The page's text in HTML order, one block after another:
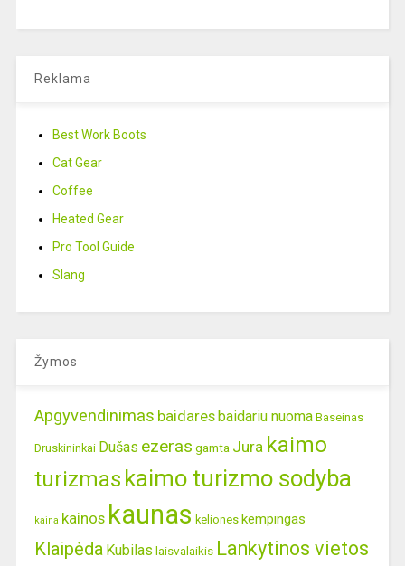
Reklama
Best Work Boots
Cat Gear
Coffee
Heated Gear
Pro Tool Guide
Slang
Žymos
Apgyvendinimas baidaresbaidariu nuoma Baseinas
Druskininkai Dušas ezeras gamta Jura kaimo
turizmas kaimo turizmo sodyba
kaina kainos kaunas keliones kempingas
Klaipėda Kubilas laisvalaikis Lankytinos vietos